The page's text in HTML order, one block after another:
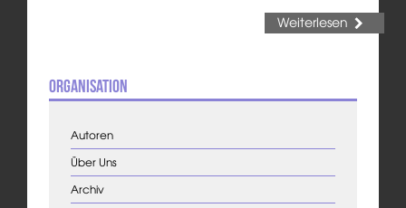
Weiterlesen
Organisation
Autoren
Über Uns
Archiv